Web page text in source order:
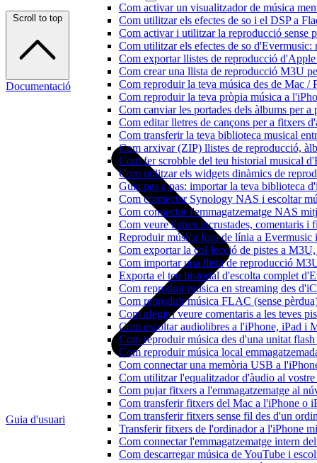
Com activar un visualitzador de música
Com utilitzar els efectes de so i el DSP a
Com activar i utilitzar la reproducció sense
Com utilitzar els efectes de so
Com exportar llistes de reproducció
Com crear una llista de reproducció M3U
Com reproduir la teva música des de
Com reproduir la teva pròpia música a
Com canviar les portades dels àlbums per
Com editar lletres de cançons per a fitxers
Com transferir la teva biblioteca musical
Com arxivar (ZIP) llistes de reproducció,
Com fer scrobble del teu historial musical
Com utilitzar els widgets dinàmics de
Guia pas a pas: importar la teva biblioteca
Com connectar Synology NAS i escoltar
Com connectar l'emmagatzematge NAS
Com veure lletres incrustades, comentaris
Reproduir música fora de línia a
Com exportar la col·lecció de pistes a
Com importar una llista de reproducció
Exporta el teu historial d'escolta complet
Com reproduir música en streaming des
Com reproduir música FLAC (sense
Com afegir i veure comentaris a les teves
Com escoltar audiolibres a l'iPhone, iPad i
Com reproduir música des d'una unitat
Com reproduir música local
Com connectar una memòria USB a
Com utilitzar l'equalitzador d'àudio al
Com pujar fitxers a l'emmagatzematge al
Com transferir fitxers del Mac a l'iPhone o
Com transferir fitxers sense fil des d'un
Transferir fitxers de l'ordinador a l'iPhone
Com connectar l'emmagatzematge intern
Com descarregar música de YouTube i
Scroll to top
Documentació
Guia d'usuari